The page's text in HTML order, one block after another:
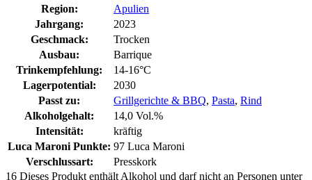
Region:
Apulien
Jahrgang:
2023
Geschmack:
Trocken
Ausbau:
Barrique
Trinkempfehlung:
14-16°C
Lagerpotential:
2030
Passt zu:
Grillgerichte & BBQ, Pasta, Rind
Alkoholgehalt:
14,0 Vol.%
Intensität:
kräftig
Luca Maroni Punkte: 97 Luca Maroni
Verschlussart:
Presskork
16 Dieses Produkt enthält Alkohol und darf nicht an Personen unter